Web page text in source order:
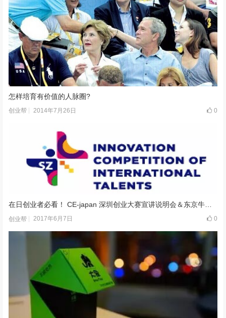
怎样培育有价值的人脉圈?
创业帮 2014年7月26日 0
创业帮 2017年6月7日 0